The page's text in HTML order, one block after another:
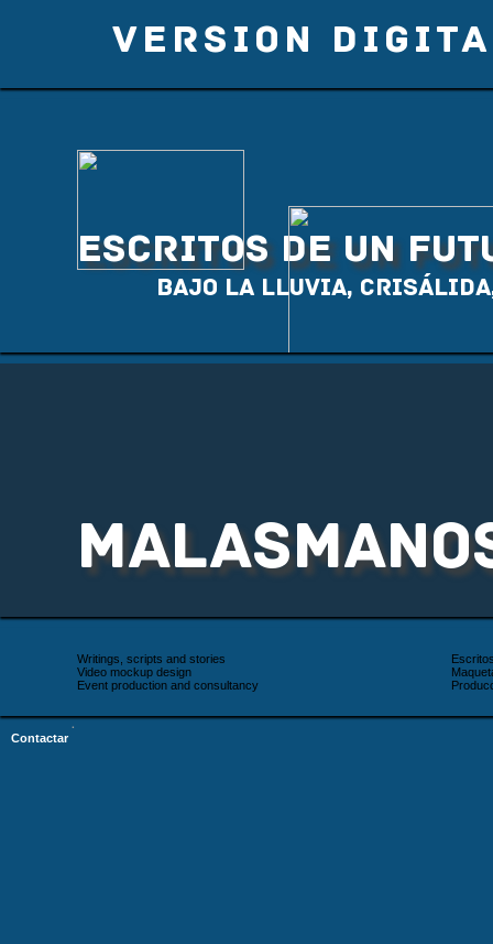
VERSION
ESCRITOS DE UN
Bajo la lluvia, Crisálida,
Writings, scripts and stories
Video mockup design
Event production and consultancy
Contactar
·